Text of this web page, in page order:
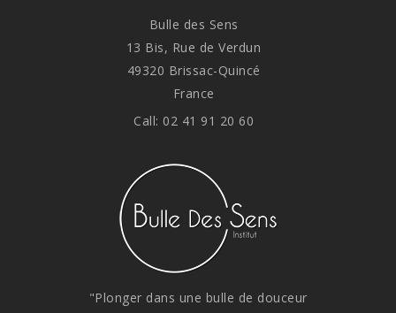
Bulle des Sens
13 Bis, Rue de Verdun
49320 Brissac-Quincé
France
Call: 02 41 91 20 60
"Plonger dans une bulle de douceur